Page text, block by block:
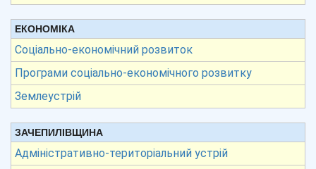
ЕКОНОМІКА
Соціально-економічний розвиток
Програми соціально-економічного розвитку
Землеустрій
ЗАЧЕПИЛІВЩИНА
Адміністративно-територіальний устрій